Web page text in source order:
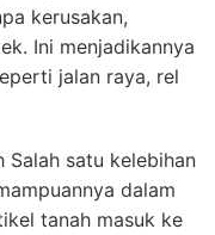
kerusakan,
Ini menjadikannya
jalan raya, rel
Salah satu kelebihan
dalam
tanah masuk ke